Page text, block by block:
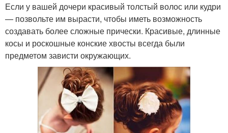
Если у вашей дочери красивый толстый волос или кудри
— позвольте им вырасти, чтобы иметь возможность
создавать более сложные прически. Красивые, длинные
косы и роскошные конские хвосты всегда были
предметом зависти окружающих.